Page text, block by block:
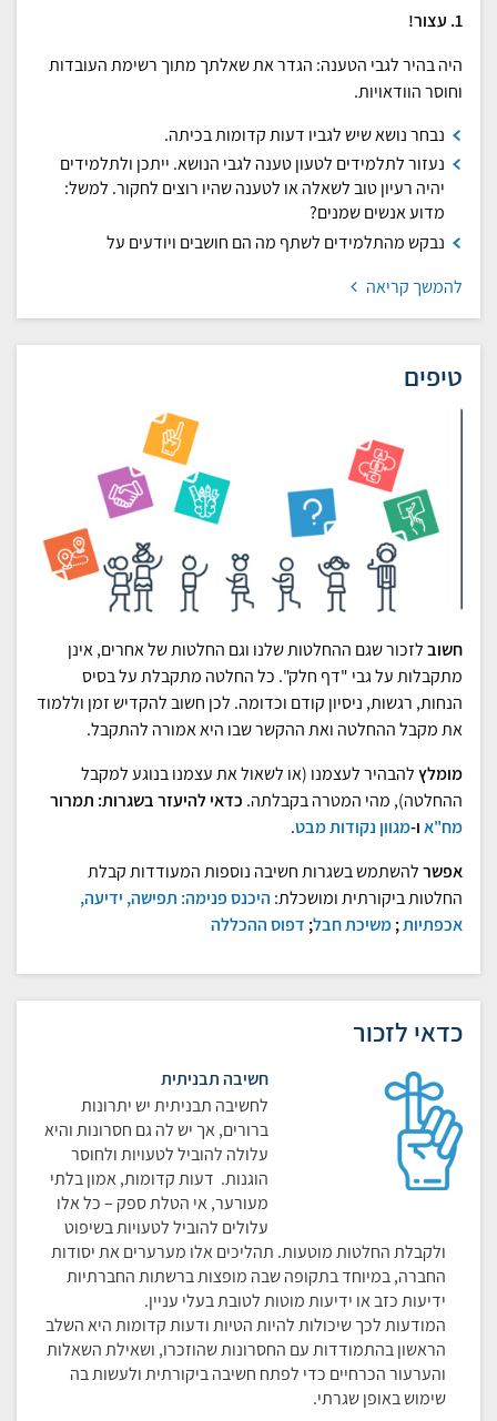
1. עצור!
היה בהיר לגבי הטענה: הגדר את שאלתך מתוך רשימת העובדות
וחוסר הוודאויות.
נבחר נושא שיש לגביו דעות קדומות בכיתה.
נעזור לתלמידים לטעון טענה לגבי הנושא. ייתכן ולתלמידים
יהיה רעיון טוב לשאלה או לטענה שהיו רוצים לחקור. למשל:
מדוע אנשים שמנים?
נבקש מהתלמידים לשתף מה הם חושבים ויודעים על
להמשך קריאה
טיפים
חשובלזכור שגם ההחלטות שלנו וגם החלטות של אחרים, אינן
מתקבלות על גבי "דף חלק". כל החלטה מתקבלת על בסיס
הנחות, רגשות, ניסיון קודם וכדומה. לכן חשוב להקדיש זמן וללמוד
את מקבל ההחלטה ואת ההקשר שבו היא אמורה להתקבל.
מומלץלהבהיר לעצמנו (או לשאול את עצמנו בנוגע למקבל
ההחלטה), מהי המטרה בקבלתה. כדאי להיעזר בשגרות: תמרור
מח"או-מגוון נקודות מבט.
אפשרלהשתמש בשגרות חשיבה נוספות המעודדות קבלת
החלטות ביקורתית ומושכלת: היכנס פנימה: תפישה, ידיעה,
אכפתיות;משיכת חבל; דפוס ההכללה
כדאי לזכור
חשיבה תבניתית
לחשיבה תבניתית יש יתרונות
ברורים, אך יש לה גם חסרונות והיא
עלולה להוביל לטעויות ולחוסר
הוגנות. דעות קדומות, אמון בלתי
מעורער, אי הטלת ספק – כל אלו
עלולים להוביל לטעויות בשיפוט
ולקבלת החלטות מוטעות. תהליכים אלו מערערים את יסודות
החברה, במיוחד בתקופה שבה מופצות ברשתות החברתיות
ידיעות כזב או ידיעות מוטות לטובת בעלי עניין.
המודעות לכך שיכולות להיות הטיות ודעות קדומות היא השלב
הראשון בהתמודדות עם החסרונות שהוזכרו, ושאילת השאלות
והערעור הכרחיים כדי לפתח חשיבה ביקורתית ולעשות בה
שימוש באופן שגרתי.